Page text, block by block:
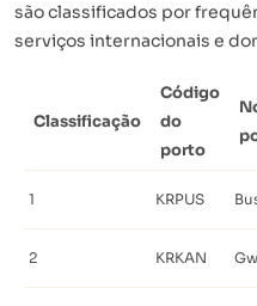
são classificados por
serviços internacionais e
Classificação
Código
do
porto
1 KRPUS
2 KRKAN